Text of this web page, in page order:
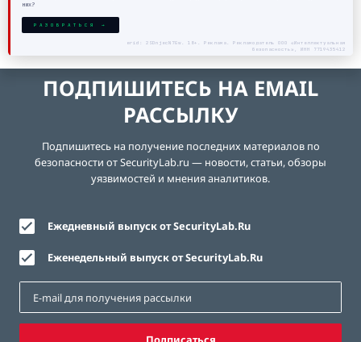
них?
РАЗОБРАТЬСЯ →
erid: 2SDnjecN7Gw. 18+. Реклама. Рекламодатель ООО «Интеллектуальная
безопасность», ИНН 7719435412
ПОДПИШИТЕСЬ НА EMAIL
РАССЫЛКУ
Подпишитесь на получение последних материалов по
безопасности от SecurityLab.ru — новости, статьи, обзоры
уязвимостей и мнения аналитиков.
Ежедневный выпуск от SecurityLab.Ru
Еженедельный выпуск от SecurityLab.Ru